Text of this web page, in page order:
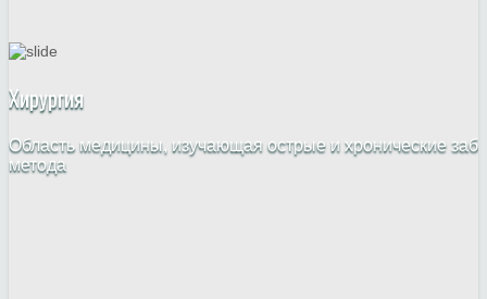
Хирургия
Область медицины, изучающая острые и хронические
метода